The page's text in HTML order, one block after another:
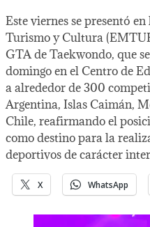
Este viernes se presentó
Turismo y Cultura
GTA de Taekwondo, que
domingo en el Centro de
a alrededor de 300
Argentina, Islas Caimán,
Chile, reafirmando el
como destino para la
deportivos de carácter
X WhatsApp